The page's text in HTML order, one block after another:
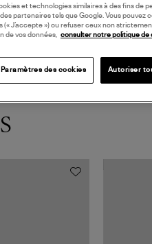
et technologies similaires à des fins de
partenaires tels que Google. Vous pouvez
(« J’accepte ») ou refuser ceux non
de vos données,
consulter notre politique de
Paramètres des cookies Autoriser